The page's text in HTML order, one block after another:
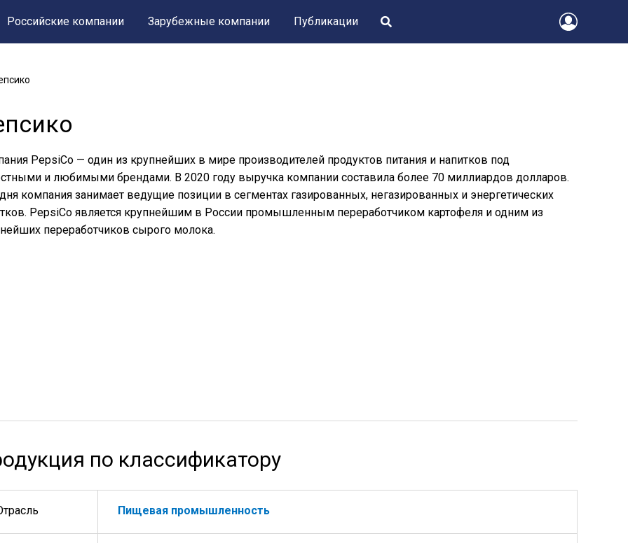
Российские компании Зарубежные компании Публикации
PepsiCo — один из крупнейших в мире производителей продуктов питания и напитков под
и любимыми брендами. В 2020 году выручка компании составила более 70 миллиардов долларов.
компания занимает ведущие позиции в сегментах газированных, негазированных и энергетических
PepsiCo является крупнейшим в России промышленным переработчиком картофеля и одним из
переработчиков сырого молока.
по классификатору
Пищевая промышленность